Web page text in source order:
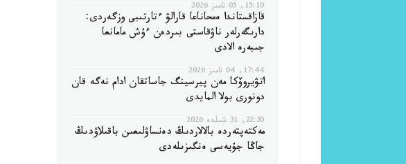
15:10, 05 تامىز 2026
قازاقستاندا ەمحاناعا قارالۋ ءتارتىبى وزگەردى:
دارىگەرلەر ناۋقاستى بىردەن ءۇش مامانعا
جىبەرە الادى
17:44, 04 تامىز 2026
اتۋيروۆكا مەن پيرسينگ جاساتقان ادام نەگە قان
دونورى بولا المايدى
22:30, 31 شىلدە 2026
مەكتەپتەردە بالالاردىڭ دەنساۋلىعىن باقىلاۋدىڭ
جاڭا جۇيەسى ەنگىزىلەدى